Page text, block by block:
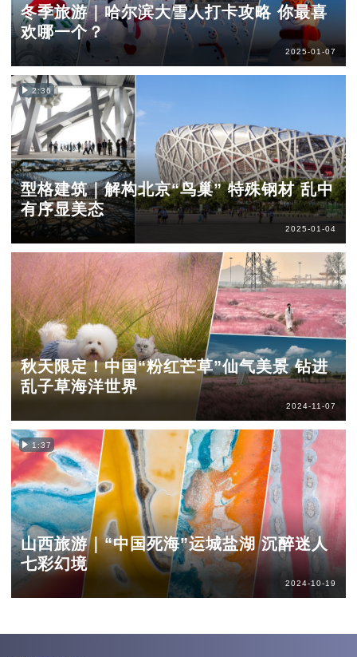
冬季旅游｜哈尔滨大雪人打卡攻略 你最喜
欢哪一个？
2025-01-07
2:36
型格建筑｜解构北京“鸟巢” 特殊钢材 乱中
有序显美态
2025-01-04
秋天限定！中国“粉红芒草”仙气美景 钻进
乱子草海洋世界
2024-11-07
1:37
山西旅游｜“中国死海”运城盐湖 沉醉迷人
七彩幻境
2024-10-19